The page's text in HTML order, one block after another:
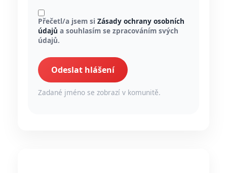
Přečetl/a jsem si Zásady ochrany osobních
údajů a souhlasím se zpracováním svých
údajů.
Odeslat hlášení
Zadané jméno se zobrazí v komunitě.